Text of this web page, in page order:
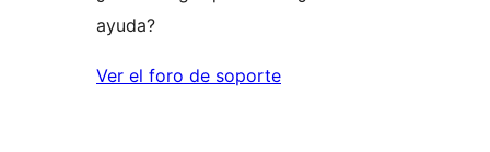
ayuda?
Ver el foro de soporte